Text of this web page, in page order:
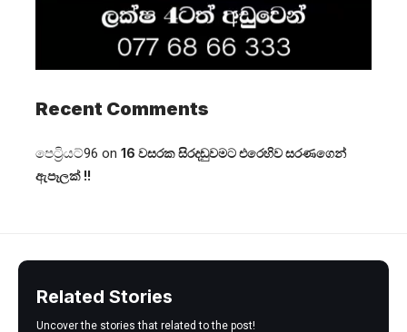
Recent Comments
පෙට්‍රියට්96 on 16 වසරක සිරදඬුවමට එරෙහිව සරණගෙන්
ඇපෑලක් !!
Related Stories
Uncover the stories that related to the post!